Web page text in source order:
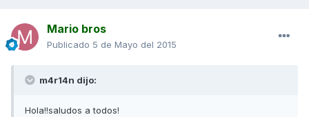
Mario bros
Publicado 5 de Mayo del 2015
m4r14n dijo:
Hola!!saludos a todos!